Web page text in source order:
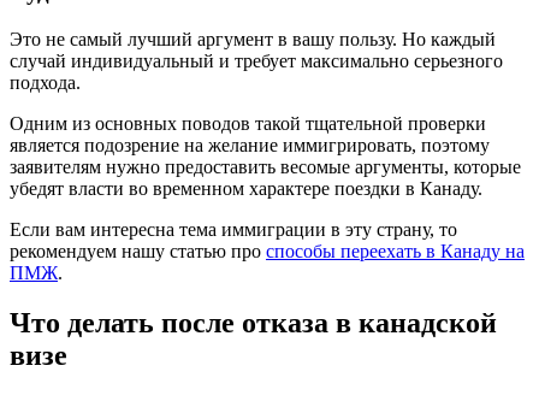
Это не самый лучший аргумент в вашу пользу. Но каждый
случай индивидуальный и требует максимально серьезного
подхода.
Одним из основных поводов такой тщательной проверки
является подозрение на желание иммигрировать, поэтому
заявителям нужно предоставить весомые аргументы, которые
убедят власти во временном характере поездки в Канаду.
Если вам интересна тема иммиграции в эту страну, то
рекомендуем нашу статью про способы переехать в Канаду на
ПМЖ.
Что делать после отказа в канадской
визе